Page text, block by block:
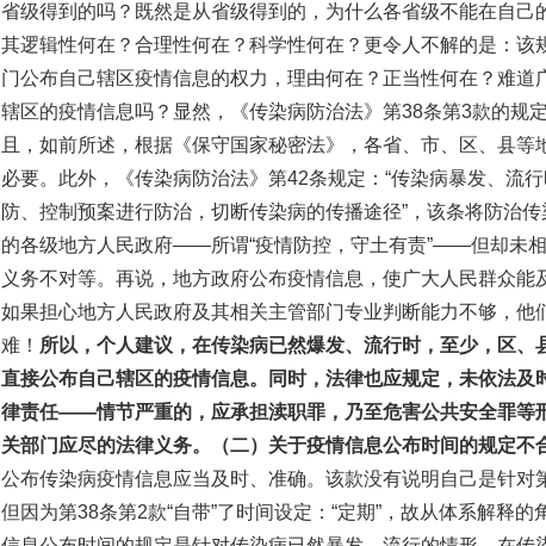
省级得到的吗？既然是从省级得到的，为什么各省级不能在自
其逻辑性何在？合理性何在？科学性何在？更令人不解的是：
门公布自己辖区疫情信息的权力，理由何在？正当性何在？难
辖区的疫情信息吗？显然，《传染病防治法》第38条第3款的规
且，如前所述，根据《保守国家秘密法》，各省、市、区、县
必要。此外，《传染病防治法》第42条规定：“传染病暴发、流
防、控制预案进行防治，切断传染病的传播途径”，该条将防治
的各级地方人民政府——所谓“疫情防控，守土有责”——但却未
义务不对等。再说，地方政府公布疫情信息，使广大人民群众
如果担心地方人民政府及其相关主管部门专业判断能力不够，
难！ 所以，个人建议，在传染病已然爆发、流行时，至少，区
直接公布自己辖区的疫情信息。同时，法律也应规定，未依法
律责任——情节严重的，应承担渎职罪，乃至危害公共安全罪等
关部门应尽的法律义务。
（二）关于疫情信息公布时间的规定不
公布传染病疫情信息应当及时、准确。该款没有说明自己是针对
但因为第38条第2款“自带”了时间设定：“定期”，故从体系解释